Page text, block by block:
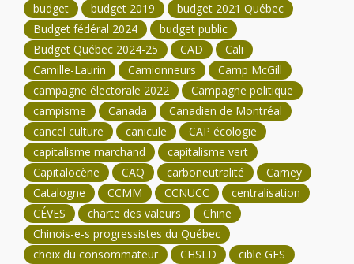
budget
budget 2019
budget 2021 Québec
Budget fédéral 2024
budget public
Budget Québec 2024-25
CAD
Cali
Camille-Laurin
Camionneurs
Camp McGill
campagne électorale 2022
Campagne politique
campisme
Canada
Canadien de Montréal
cancel culture
canicule
CAP écologie
capitalisme marchand
capitalisme vert
Capitalocène
CAQ carboneutralité
Carney
Catalogne
CCMM CCNUCC
centralisation
CÉVES
charte des valeurs
Chine
Chinois-e-s progressistes du Québec
choix du consommateur
CHSLD
cible GES